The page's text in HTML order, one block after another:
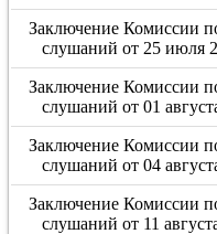
Заключение Комиссии
слушаний от 25 июля
Заключение Комиссии
слушаний от 01
Заключение Комиссии
слушаний от 04
Заключение Комиссии
слушаний от 11